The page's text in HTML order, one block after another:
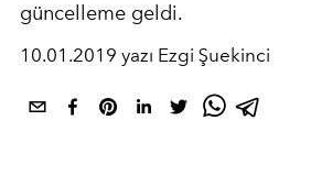
güncelleme geldi.
10.01.2019 yazı Ezgi Şuekinci